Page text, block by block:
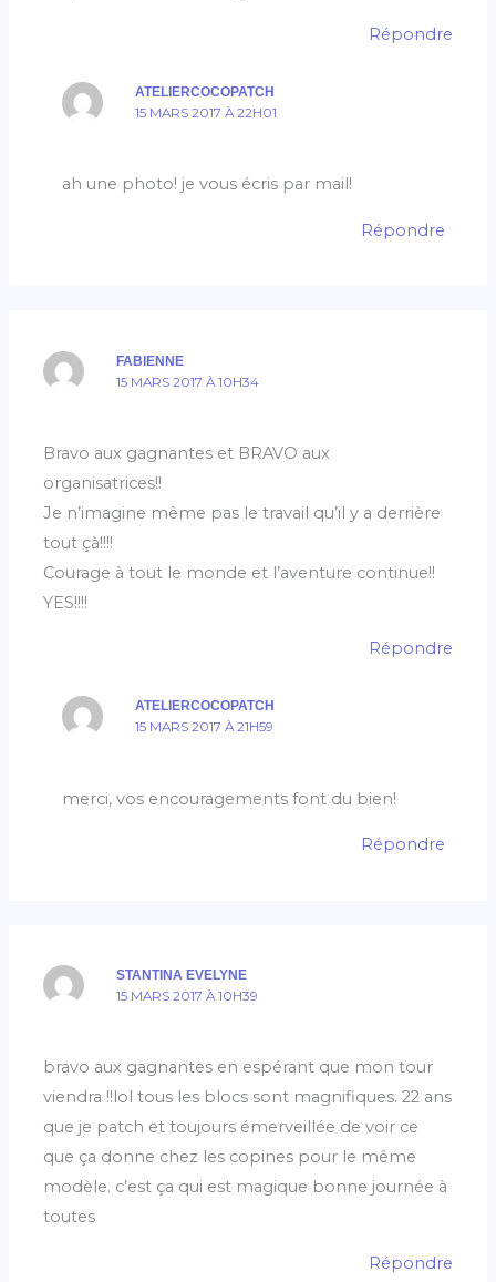
Répondre
ATELIERCOCOPATCH
15 MARS 2017 À 22H01
ah une photo! je vous écris par mail!
Répondre
FABIENNE
15 MARS 2017 À 10H34
Bravo aux gagnantes et BRAVO aux
organisatrices!!
Je n’imagine même pas le travail qu’il y a derrière
tout çà!!!!
Courage à tout le monde et l’aventure continue!!
YES!!!!
Répondre
ATELIERCOCOPATCH
15 MARS 2017 À 21H59
merci, vos encouragements font du bien!
Répondre
STANTINA EVELYNE
15 MARS 2017 À 10H39
bravo aux gagnantes en espérant que mon tour
viendra !!lol tous les blocs sont magnifiques. 22 ans
que je patch et toujours émerveillée de voir ce
que ça donne chez les copines pour le même
modèle. c’est ça qui est magique bonne journée à
toutes
Répondre